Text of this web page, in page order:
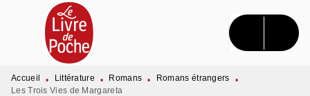
MENU RECHERCHE CONTENU
PIED DE PAGE
Accueil • Littérature • Romans • Romans étrangers
•
Les Trois Vies de Margareta